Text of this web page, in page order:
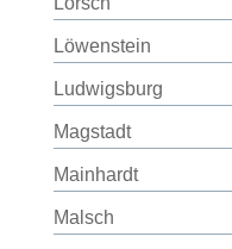
Löwenstein
Ludwigsburg
Magstadt
Mainhardt
Malsch